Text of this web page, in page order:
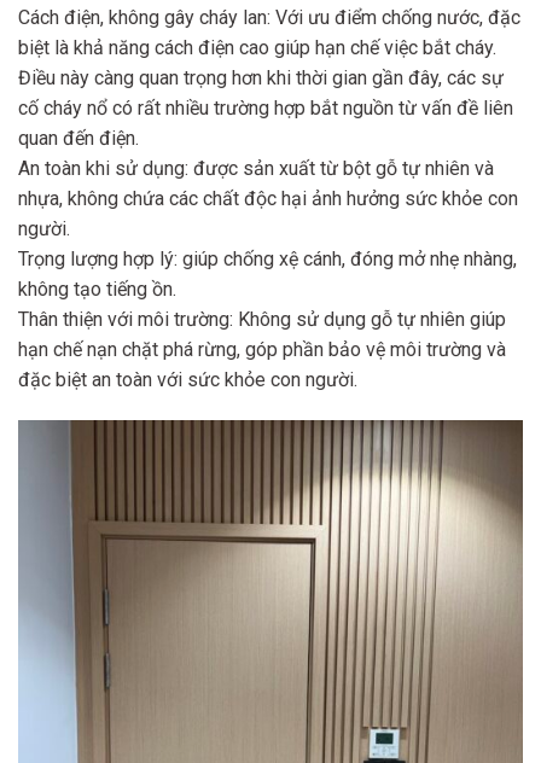
Cách điện, không gây cháy lan: Với ưu điểm chống nước, đặc
biệt là khả năng cách điện cao giúp hạn chế việc bắt cháy.
Điều này càng quan trọng hơn khi thời gian gần đây, các sự
cố cháy nổ có rất nhiều trường hợp bắt nguồn từ vấn đề liên
quan đến điện.
An toàn khi sử dụng: được sản xuất từ bột gỗ tự nhiên và
nhựa, không chứa các chất độc hại ảnh hưởng sức khỏe con
người.
Trọng lượng hợp lý: giúp chống xệ cánh, đóng mở nhẹ nhàng,
không tạo tiếng ồn.
Thân thiện với môi trường: Không sử dụng gỗ tự nhiên giúp
hạn chế nạn chặt phá rừng, góp phần bảo vệ môi trường và
đặc biệt an toàn với sức khỏe con người.